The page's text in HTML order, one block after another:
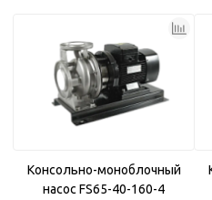
Консольно-моноблочный
насос FS65-40-160-4